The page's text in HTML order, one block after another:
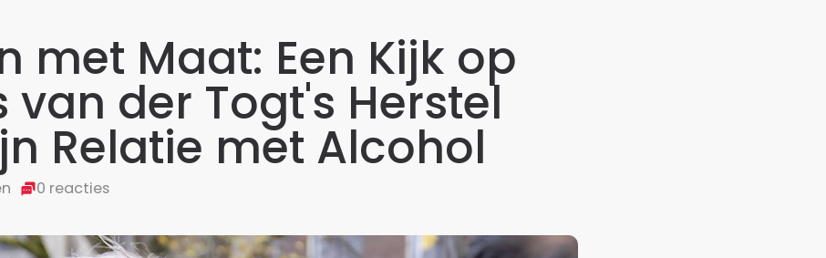
met Maat: Een Kijk op
van der Togt's Herstel
Relatie met Alcohol
0 reacties